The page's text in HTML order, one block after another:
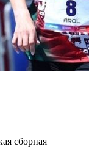
сборная